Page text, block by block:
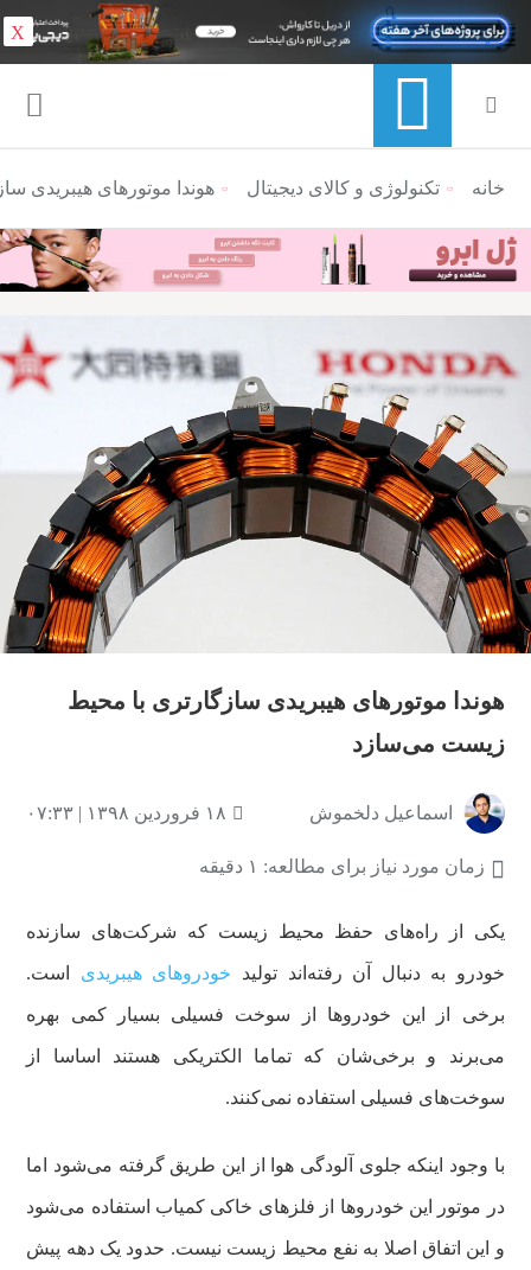
منوی ناوبری خرده نان
خانه تکنولوژی و کالای دیجیتال هوندا موتورهای هیبریدی
هوندا موتورهای هیبریدی سازگارتری با محیط
زیست می‌سازد
اسماعیل دلخموش ۱۸ فروردین ۱۳۹۸ | ۰۷:۳۳
زمان مورد نیاز برای مطالعه: ۱ دقیقه
یکی از راه‌های حفظ محیط زیست که شرکت‌های سازنده
خودرو به دنبال آن رفته‌اند تولید خودروهای هیبریدی است.
برخی از این خودروها از سوخت فسیلی بسیار کمی بهره
می‌برند و برخی‌شان که تماما الکتریکی هستند اساسا از
سوخت‌های فسیلی استفاده نمی‌کنند.
با وجود اینکه جلوی آلودگی هوا از این طریق گرفته می‌شود اما
در موتور این خودروها از فلزهای خاکی کمیاب استفاده می‌شود
و این اتفاق اصلا به نفع محیط زیست نیست. حدود یک دهه پیش
X